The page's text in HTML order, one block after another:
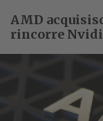
AMD
rincorre